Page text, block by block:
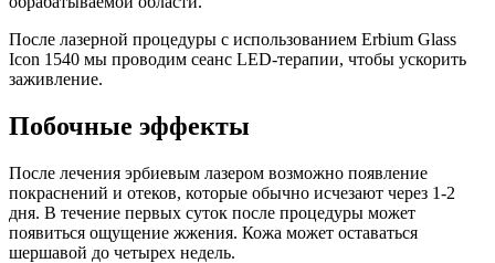
После лазерной процедуры с использованием Erbium Glass
Icon 1540 мы проводим сеанс LED-терапии, чтобы ускорить
заживление.
Побочные эффекты
После лечения эрбиевым лазером возможно появление
покраснений и отеков, которые обычно исчезают через 1-2
дня. В течение первых суток после процедуры может
появиться ощущение жжения. Кожа может оставаться
шершавой до четырех недель.